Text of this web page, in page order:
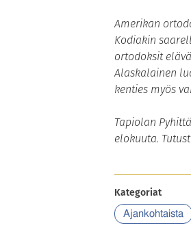
Amerikan
Kodiakin
ortodoksit
Alaskalainen
kenties myös
Tapiolan
elokuuta.
Kategoriat
Ajankohtaista